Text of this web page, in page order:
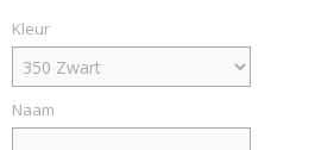
Kleur
Naam